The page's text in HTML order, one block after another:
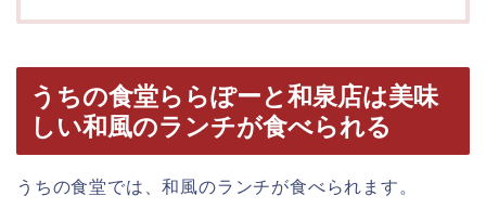
うちの食堂ららぽーと和泉店は美味
しい和風のランチが食べられる
うちの食堂では、和風のランチが食べられます。